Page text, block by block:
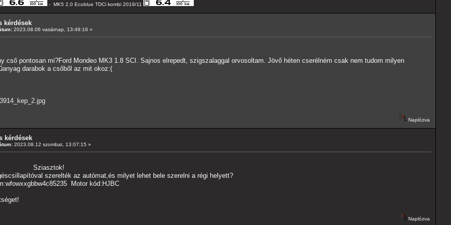
- MK5 2.0 Ecoblue TDCi kombi 2019/11
kérdések
2023.08.06 vasárnap, 13:49:16 »
cső pontosan mi?Ford Mondeo MK3 1.8 SCI. Sajnos elrepedt, szigszalaggal orvosoltam. Jövő héten cserélném csak nem tudom milyen
darabok a csőből az mit okoz:(
Naplózva
kérdések
2023.08.12 szombat, 13:07:15 »
szerelték az autómat,és milyet lehet bele szerelni a régi helyett?
Motor kód:HJBC
Naplózva